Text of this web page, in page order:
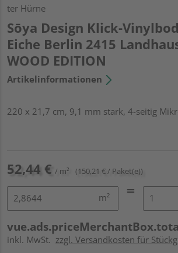
ter Hürne
Sōya Design Klick-
Eiche Berlin 2415
WOOD EDITION
Artikelinformationen
220 x 21,7 cm, 9,1 mm stark, 4-seitig
52,44 € / m² (150,21 € / Paket(e))
m²
inkl. MwSt. zzgl. Versandkosten für